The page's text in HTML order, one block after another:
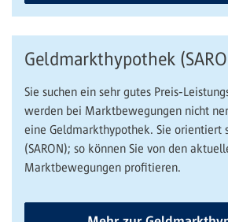
Geldmarkthypothek
Sie suchen ein sehr gutes Preis-
werden bei Marktbewegungen nicht
eine Geldmarkthypothek. Sie orientiert
(SARON); so können Sie von den
Marktbewegungen profitieren.